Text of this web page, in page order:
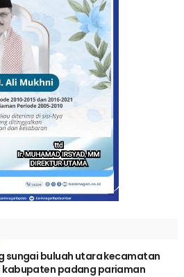
sungai buluah utara kecamatan
kabupaten padang pariaman